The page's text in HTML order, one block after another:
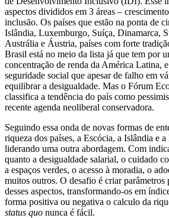
aspectos divididos em 3 áreas –
inclusão. Os países que estão na ponta de
Islândia, Luxemburgo, Suíça, Dinamarca,
Austrália e Áustria, países com forte
Brasil está no meio da lista já que tem por
concentração de renda da América Latina,
seguridade social que apesar de falho em
equilibrar a desigualdade. Mas o Fórum
classifica a tendência do país como
recente agenda neoliberal conservadora.
Seguindo essa onda de novas formas de
riqueza dos países, a Escócia, a Islândia e
liderando uma outra abordagem. Com
quanto a desigualdade salarial, o cuidado
a espaços verdes, o acesso à moradia, o
muitos outros. O desafio é criar parâmetros
desses aspectos, transformando-os em
forma positiva ou negativa o calculo da
status quo nunca é fácil.